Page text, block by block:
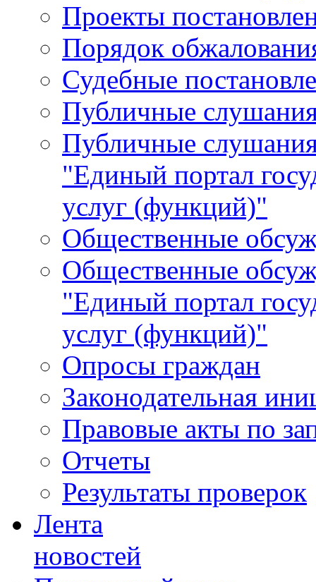
Проекты
Порядок
Судебные
Публичные
Публичные
"Единый портал
услуг (функций)"
Общественные
Общественные
"Единый портал
услуг (функций)"
Опросы граждан
Законодательная
Правовые акты по
Отчеты
Результаты проверок
Лента
новостей